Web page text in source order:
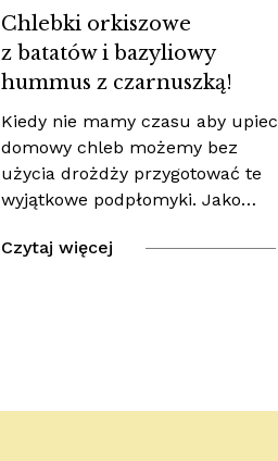
Chlebki orkiszowe
z batatów i bazyliowy
hummus z czarnuszką!
Kiedy nie mamy czasu aby upiec
domowy chleb możemy bez
użycia drożdży przygotować te
wyjątkowe podpłomyki. Jako…
Czytaj więcej